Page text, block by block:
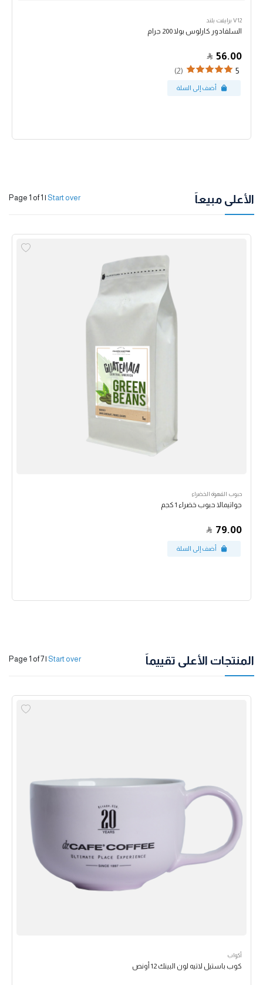
V12 برايفت بلند
السلفادور كارلوس بولا 200 جرام
56.00
5
(2)
الأعلى مبيعاً Page 1 of 1 | Start over
حبوب القهوة الخضراء
جواتيمالا حبوب خضراء 1 كجم
79.00
المنتجات الأعلى تقييماً Page 1 of 7| Start over
أكواب
كوب باستيل لاتيه لون البينك 12 أونص